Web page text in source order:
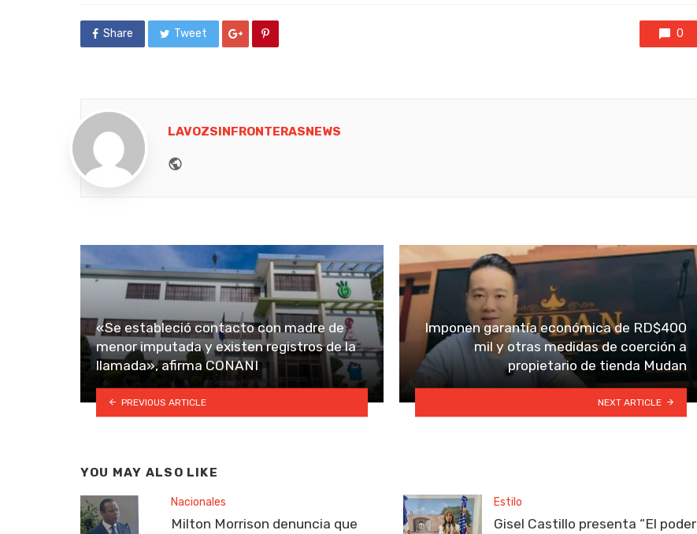
Share Tweet 0
LAVOZSINFRONTERASNEWS
«Se estableció contacto con madre de
menor imputada y existen registros de la
llamada», afirma CONANI
PREVIOUS ARTICLE
Imponen garantía económica de RD$400
mil y otras medidas de coerción a
propietario de tienda Mudan
NEXT ARTICLE
YOU MAY ALSO LIKE
Nacionales
Milton Morrison denuncia que
Estilo
Gisel Castillo presenta “El poder